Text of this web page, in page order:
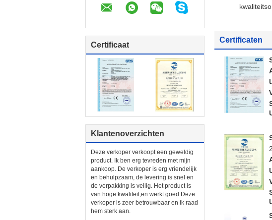
Certificaat
Klantenoverzichten
Deze verkoper verkoopt een geweldig
product. Ik ben erg tevreden met mijn
aankoop. De verkoper is erg vriendelijk
en behulpzaam, de levering is snel en
de verpakking is veilig. Het product is
van hoge kwaliteit,en werkt goed.Deze
verkoper is zeer betrouwbaar en ik raad
hem sterk aan.
Certificaten